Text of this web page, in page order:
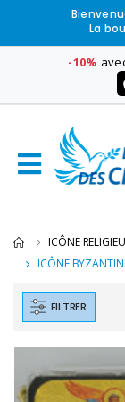
La
-10%
ICÔNE
ICÔNE
FILTRER